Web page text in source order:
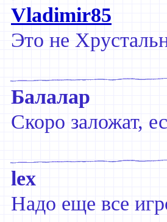
Vladimir85
Это не
Балалар
Скоро заложат,
lex
Надо еще все